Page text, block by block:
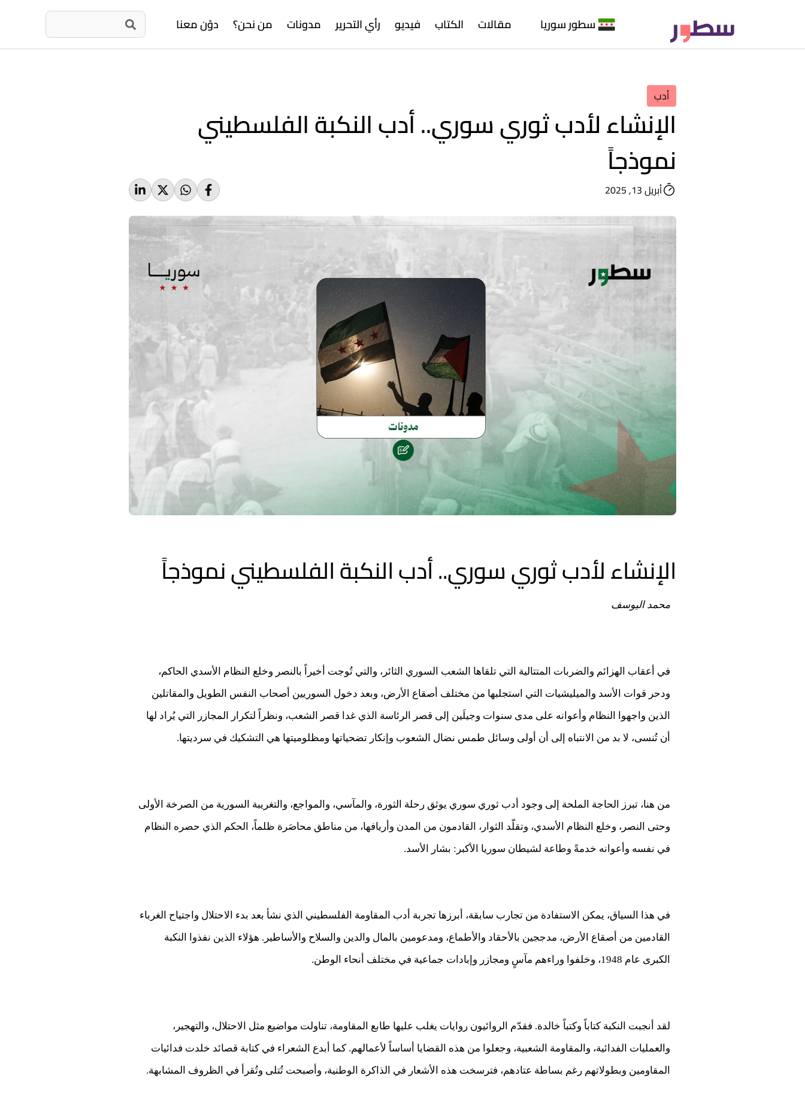
سطور سوريا مقالات الكتاب فيديو رأي التحرير مدونات من نحن؟ دوّن معنا
أدب
الإنشاء لأدب ثوري سوري.. أدب النكبة الفلسطيني
نموذجاً
أبريل 13, 2025
الإنشاء لأدب ثوري سوري.. أدب النكبة الفلسطيني نموذجاً
محمد اليوسف
في أعقاب الهزائم والضربات المتتالية التي تلقاها الشعب السوري الثائر، والتي تُوجت أخيراً بالنصر وخلع النظام الأسدي الحاكم،
ودحر قوات الأسد والميليشيات التي استجلبها من مختلف أصقاع الأرض، وبعد دخول السوريين أصحاب النفس الطويل والمقاتلين
الذين واجهوا النظام وأعوانه على مدى سنوات وجيلَين إلى قصر الرئاسة الذي غدا قصر الشعب، ونظراً لتكرار المجازر التي يُراد لها
أن تُنسى، لا بد من الانتباه إلى أن أولى وسائل طمس نضال الشعوب وإنكار تضحياتها ومظلوميتها هي التشكيك في سرديتها.
من هنا، تبرز الحاجة الملحة إلى وجود أدب ثوري سوري يوثق رحلة الثورة، والمآسي، والمواجع، والتغريبة السورية من الصرخة الأولى
وحتى النصر، وخلع النظام الأسدي، وتقلّد الثوار، القادمون من المدن وأريافها، من مناطق محاصَرة ظلماً، الحكم الذي حصره النظام
في نفسه وأعوانه خدمةً وطاعة لشيطان سوريا الأكبر: بشار الأسد.
في هذا السياق، يمكن الاستفادة من تجارب سابقة، أبرزها تجربة أدب المقاومة الفلسطيني الذي نشأ بعد بدء الاحتلال واجتياح الغرباء
القادمين من أصقاع الأرض، مدججين بالأحقاد والأطماع، ومدعومين بالمال والدين والسلاح والأساطير. هؤلاء الذين نفذوا النكبة
الكبرى عام 1948، وخلفوا وراءهم مآسٍ ومجازر وإبادات جماعية في مختلف أنحاء الوطن.
لقد أنجبت النكبة كتاباً وكتباً خالدة. فقدّم الروائيون روايات يغلب عليها طابع المقاومة، تناولت مواضيع مثل الاحتلال، والتهجير،
والعمليات الفدائية، والمقاومة الشعبية، وجعلوا من هذه القضايا أساساً لأعمالهم. كما أبدع الشعراء في كتابة قصائد خلدت فدائيات
المقاومين وبطولاتهم رغم بساطة عتادهم، فترسخت هذه الأشعار في الذاكرة الوطنية، وأصبحت تُتلى وتُقرأ في الظروف المشابهة.